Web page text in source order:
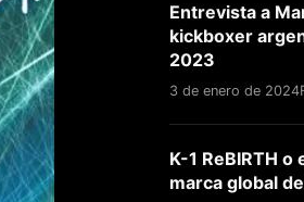
Entrevista a
kickboxer
2023
3 de enero de 2024
K-1 ReBIRTH
marca global